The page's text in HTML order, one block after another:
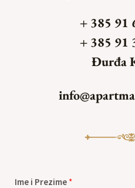
+ 385 91
+ 385 91
Đurđa
Ime i Prezime *